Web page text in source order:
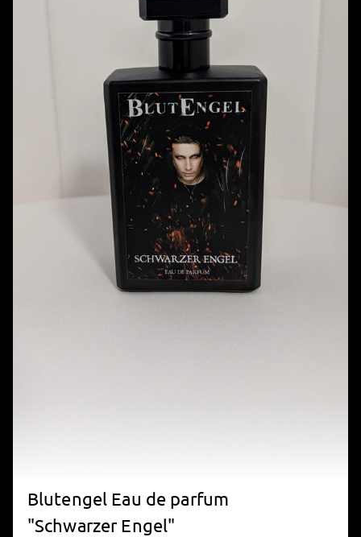
Blutengel Eau de parfum
"Schwarzer Engel"